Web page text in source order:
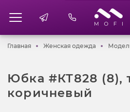
ГлавнаяГлавнаяЖенская одежда Женская
Юбка #КТ828 (8),
коричневый